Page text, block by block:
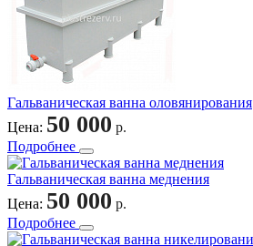
Гальваническая ванна оловянирования
Цена: 50 000 р.
Подробнее
Гальваническая ванна меднения
Цена: 50 000 р.
Подробнее